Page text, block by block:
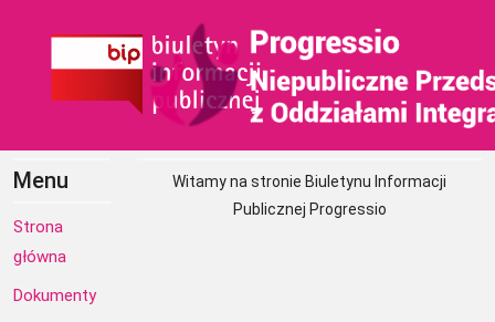
Menu
Strona
główna
Dokumenty
Witamy na stronie Biuletynu Informacji
Publicznej Progressio